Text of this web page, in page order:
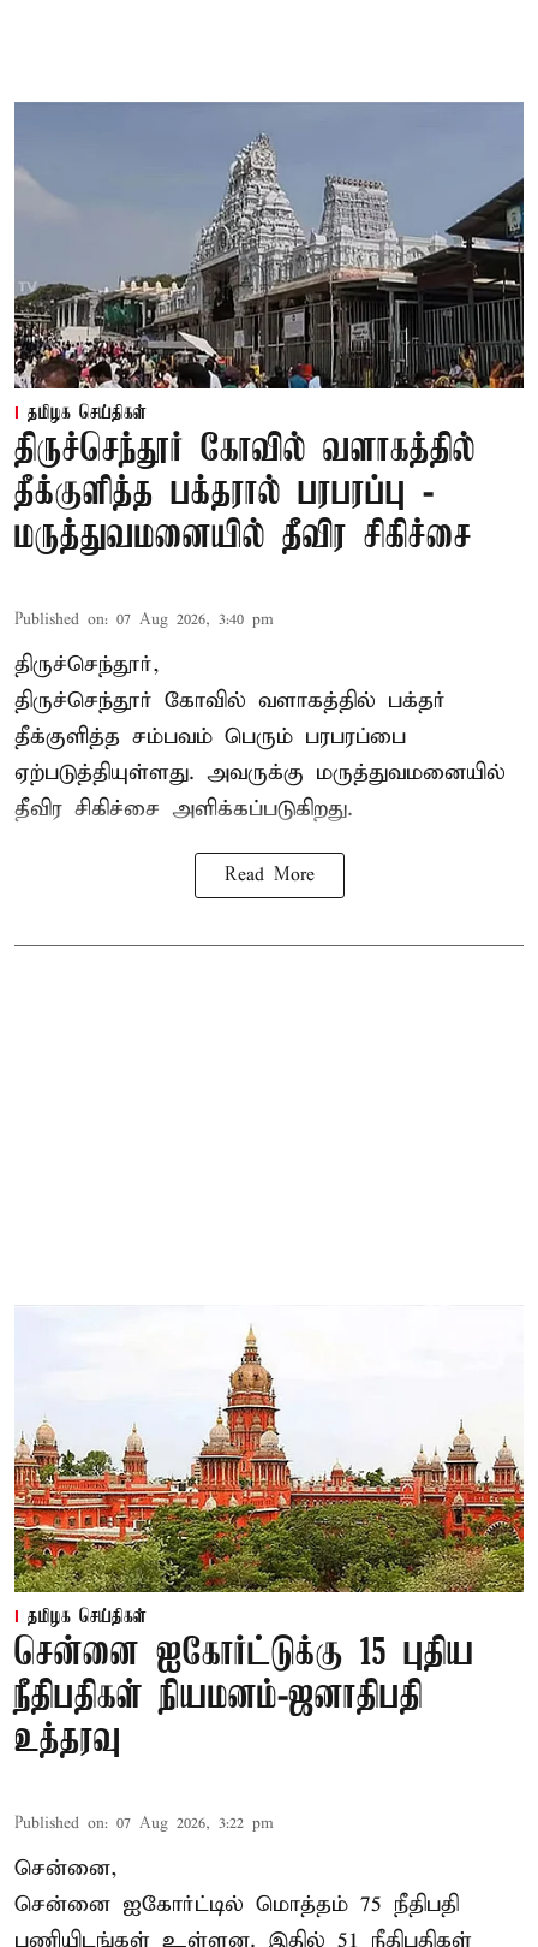
தமிழக செய்திகள்
திருச்செந்தூர் கோவில் வளாகத்தில்
தீக்குளித்த பக்தரால் பரபரப்பு -
மருத்துவமனையில் தீவிர சிகிச்சை
Published on: 07 Aug 2026, 3:40 pm
திருச்செந்தூர்,
திருச்செந்தூர் கோவில் வளாகத்தில் பக்தர்
தீக்குளித்த சம்பவம் பெரும் பரபரப்பை
ஏற்படுத்தியுள்ளது. அவருக்கு மருத்துவமனையில்
தீவிர சிகிச்சை அளிக்கப்படுகிறது.
Read More
தமிழக செய்திகள்
சென்னை ஐகோர்ட்டுக்கு 15 புதிய
நீதிபதிகள் நியமனம்-ஜனாதிபதி
உத்தரவு
Published on: 07 Aug 2026, 3:22 pm
சென்னை,
சென்னை ஐகோர்ட்டில் மொத்தம் 75 நீதிபதி
பணியிடங்கள் உள்ளன. இதில் 51 நீதிபதிகள்